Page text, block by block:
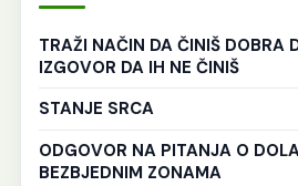
TRAŽI NAČIN DA ČINIŠ DOBRA
IZGOVOR DA IH NE ČINIŠ
STANJE SRCA
ODGOVOR NA PITANJA O
BEZBJEDNIM ZONAMA